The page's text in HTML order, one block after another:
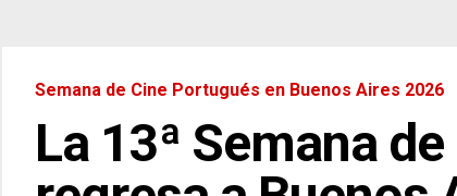
Semana de Cine Portugués en Buenos Aires 2026
La 13ª Semana